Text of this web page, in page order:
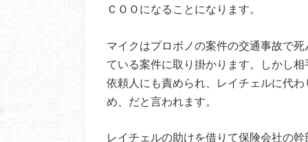
ＣＯＯになることになります。
マイクはプロボノの案件の交通事故で
ている案件に取り掛かります。しかし
依頼人にも責められ、レイチェルに代
め、だと言われます。
レイチェルの助けを借りて保険会社の